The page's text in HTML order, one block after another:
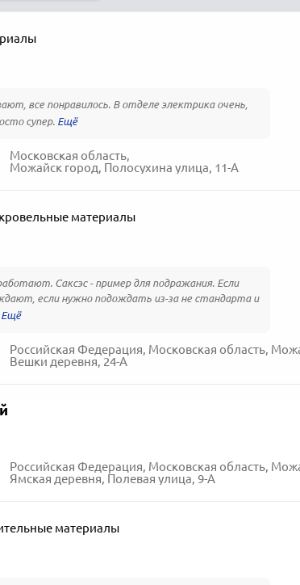
все понравилось. В отделе электрика очень,
супер.
Московская область,
Можайск город, Полосухина улица, 11-А
материалы
Саксэс - пример для подражания. Если
если нужно подождать из-за не стандарта и
Вешки деревня, 24-А
Ямская деревня, Полевая улица, 9-А
материалы